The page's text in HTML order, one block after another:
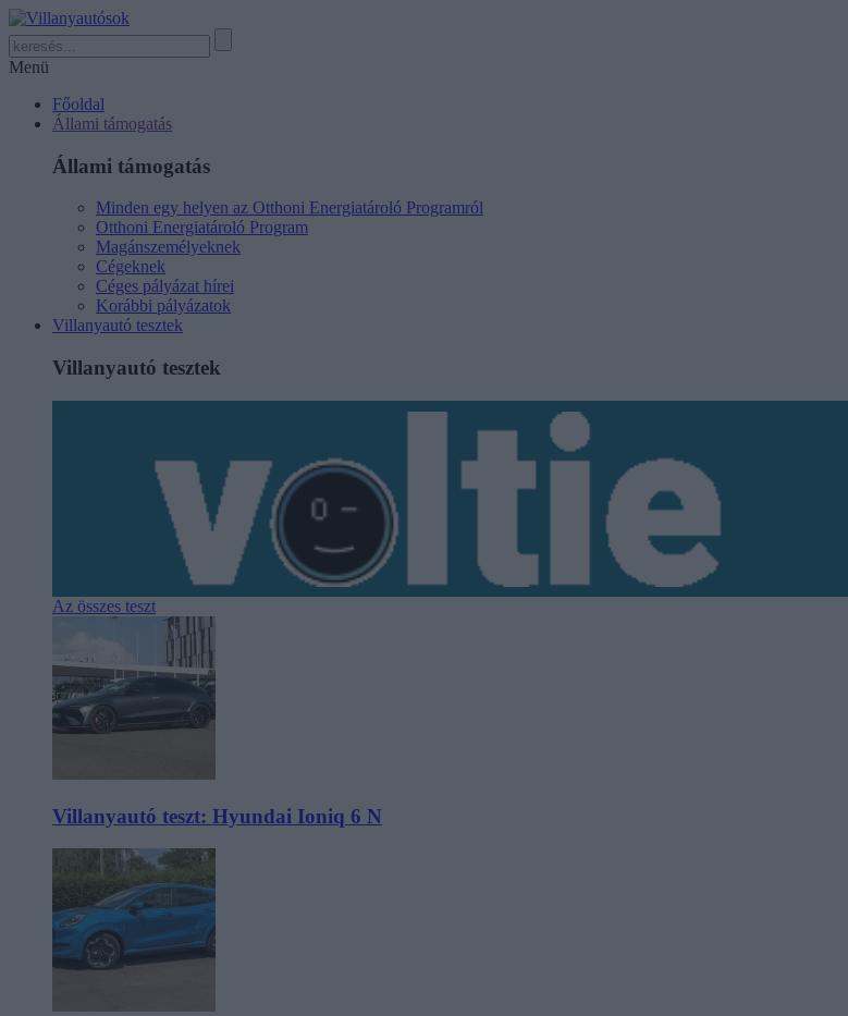
Menü
Főoldal
Állami támogatás
Állami támogatás
Minden egy helyen az Otthoni Energiatároló Programról
Otthoni Energiatároló Program
Magánszemélyeknek
Cégeknek
Céges pályázat hírei
Korábbi pályázatok
Villanyautó tesztek
Villanyautó tesztek
Az összes teszt
Villanyautó teszt: Hyundai Ioniq 6 N